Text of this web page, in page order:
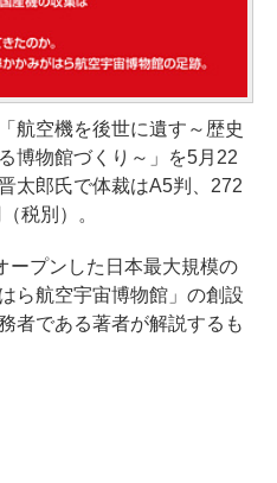
航空機を後世に遺す～歴史
博物館づくり～」を5月22
太郎氏で体裁はA5判、272
税別）。
プンした日本最大規模の
ら航空宇宙博物館」の創設
者である著者が解説するも